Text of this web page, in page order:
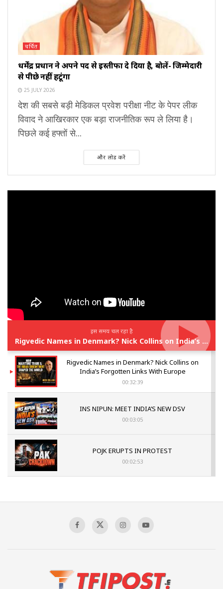
चर्चित
धर्मेंद्र प्रधान ने अपने पद से इस्तीफा दे दिया है, बोलें- जिम्मेदारी
से पीछे नहीं हटूंगा
25 JULY 2026
देश की सबसे बड़ी मेडिकल प्रवेश परीक्षा नीट के पेपर लीक
विवाद ने आखिरकार एक बड़ा राजनीतिक रूप ले लिया है।
पिछले कई हफ्तों से...
और लोड करें
इस समय चल रहा है
Rigvedic Names in Denmark? Nick Collins on India’s Forgotten Links With Europe
Rigvedic Names in Denmark? Nick Collins on
India’s Forgotten Links With Europe
00:32:39
INS NIPUN: MEET INDIA’S NEW DSV
00:03:05
POJK ERUPTS IN PROTEST
00:02:53
Sagar